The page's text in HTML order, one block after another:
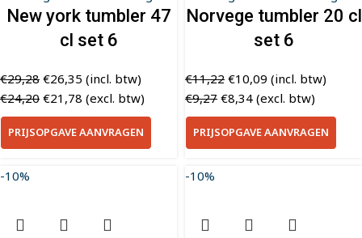
New york tumbler 47
cl set 6
€29,28 €26,35 (incl. btw)
€24,20 €21,78 (excl. btw)
PRIJSOPGAVE AANVRAGEN
Norvege tumbler 20 cl
set 6
€11,22 €10,09 (incl. btw)
€9,27 €8,34 (excl. btw)
PRIJSOPGAVE AANVRAGEN
-10% -10%